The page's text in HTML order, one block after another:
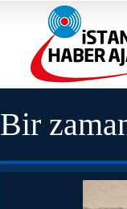
Bir